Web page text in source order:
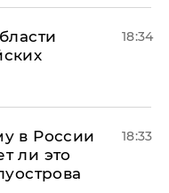
18:34
в России
ли это
18:33